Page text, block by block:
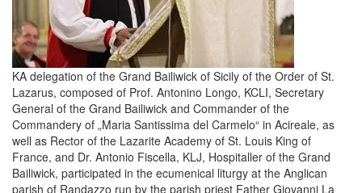
KA delegation of the Grand Bailiwick of Sicily of the Order of St.
Lazarus, composed of Prof. Antonino Longo, KCLI, Secretary
General of the Grand Bailiwick and Commander of the
Commandery of „Maria Santissima del Carmelo“ in Acireale, as
well as Rector of the Lazarite Academy of St. Louis King of
France, and Dr. Antonio Fiscella, KLJ, Hospitaller of the Grand
Bailiwick, participated in the ecumenical liturgy at the Anglican
parish of Randazzo run by the parish priest Father Giovanni La